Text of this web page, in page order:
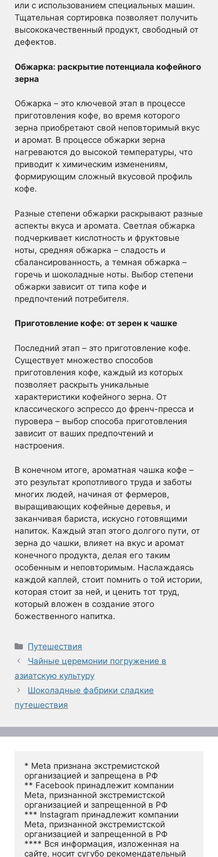
или с использованием специальных машин.
Тщательная сортировка позволяет получить
высококачественный продукт, свободный от
дефектов.
Обжарка: раскрытие потенциала кофейного
зерна
Обжарка – это ключевой этап в процессе
приготовления кофе, во время которого
зерна приобретают свой неповторимый вкус
и аромат. В процессе обжарки зерна
нагреваются до высокой температуры, что
приводит к химическим изменениям,
формирующим сложный вкусовой профиль
кофе.
Разные степени обжарки раскрывают разные
аспекты вкуса и аромата. Светлая обжарка
подчеркивает кислотность и фруктовые
ноты, средняя обжарка – сладость и
сбалансированность, а темная обжарка –
горечь и шоколадные ноты. Выбор степени
обжарки зависит от типа кофе и
предпочтений потребителя.
Приготовление кофе: от зерен к чашке
Последний этап – это приготовление кофе.
Существует множество способов
приготовления кофе, каждый из которых
позволяет раскрыть уникальные
характеристики кофейного зерна. От
классического эспрессо до френч-пресса и
пуровера – выбор способа приготовления
зависит от ваших предпочтений и
настроения.
В конечном итоге, ароматная чашка кофе –
это результат кропотливого труда и заботы
многих людей, начиная от фермеров,
выращивающих кофейные деревья, и
заканчивая бариста, искусно готовящими
напиток. Каждый этап этого долгого пути, от
зерна до чашки, влияет на вкус и аромат
конечного продукта, делая его таким
особенным и неповторимым. Наслаждаясь
каждой каплей, стоит помнить о той истории,
которая стоит за ней, и ценить тот труд,
который вложен в создание этого
божественного напитка.
Рубрики
Путешествия
Чайные церемонии погружение в
азиатскую культуру
Шоколадные фабрики сладкие
путешествия
* Meta признана экстремистской
организацией и запрещена в РФ
** Facebook принадлежит компании
Meta, признанной экстремистской
организацией и запрещенной в РФ
*** Instagram принадлежит компании
Meta, признанной экстремистской
организацией и запрещенной в РФ
**** Вся информация, изложенная на
сайте, носит сугубо рекомендательный